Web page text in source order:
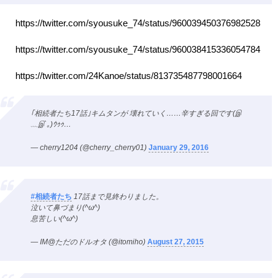
https://twitter.com/syousuke_74/status/960039450376982528
https://twitter.com/syousuke_74/status/960038415336054784
https://twitter.com/24Kanoe/status/813735487798001664
｢相続者たち17話｣キムタンが 壊れていく……辛すぎる回です(இ
﹏இ`｡)ｳｩｩ…
— cherry1204 (@cherry_cherry01) January 29, 2016
#相続者たち 17話まで見終わりました。
泣いて鼻づまり(^ω^)
息苦しい(^ω^)
— IM@ただのドルオタ (@itomiho) August 27, 2015